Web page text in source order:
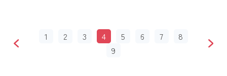
1 2 3 4 5 6 7
8
9